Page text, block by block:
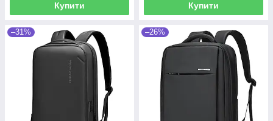
Купити Купити
–31% –26%